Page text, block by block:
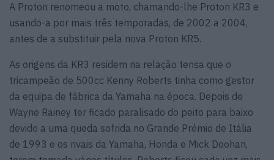
A Proton renomeou a moto, chamando-lhe Proton KR3 e
usando-a por mais três temporadas, de 2002 a 2004,
antes de a substituir pela nova Proton KR5.
As origens da KR3 residem na relação tensa que o
tricampeão de 500cc Kenny Roberts tinha como gestor
da equipa de fábrica da Yamaha na época. Depois de
Wayne Rainey ter ficado paralisado do peito para baixo
devido a uma queda sofrida no Grande Prémio de Itália
de 1993 e os rivais da Yamaha, Honda e Mick Doohan,